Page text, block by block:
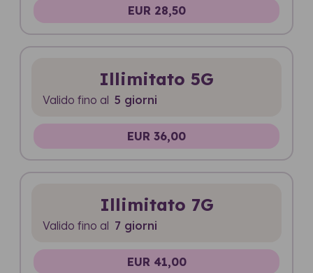
EUR 28,50
Illimitato 5G
Valido fino al 5 giorni
EUR 36,00
Illimitato 7G
Valido fino al 7 giorni
EUR 41,00